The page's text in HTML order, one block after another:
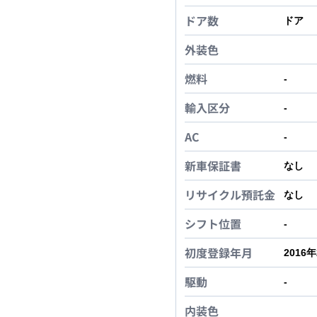
ドア数 ドア
外装色
燃料
-
輸入区分 -
AC -
新車保証書 なし
リサイクル預託金 なし
シフト位置 -
初度登録年月 2016
駆動 -
内装色